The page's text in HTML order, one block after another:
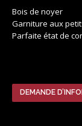
Bois de noyer
Garniture aux
Parfaite état de
DEMANDE